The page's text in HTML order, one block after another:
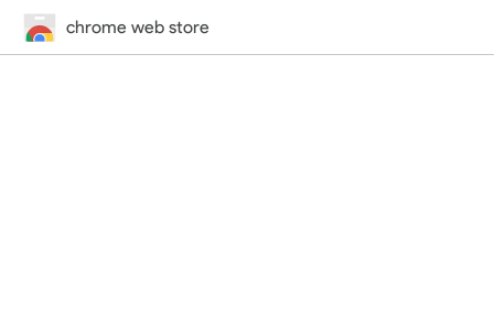
chrome web store